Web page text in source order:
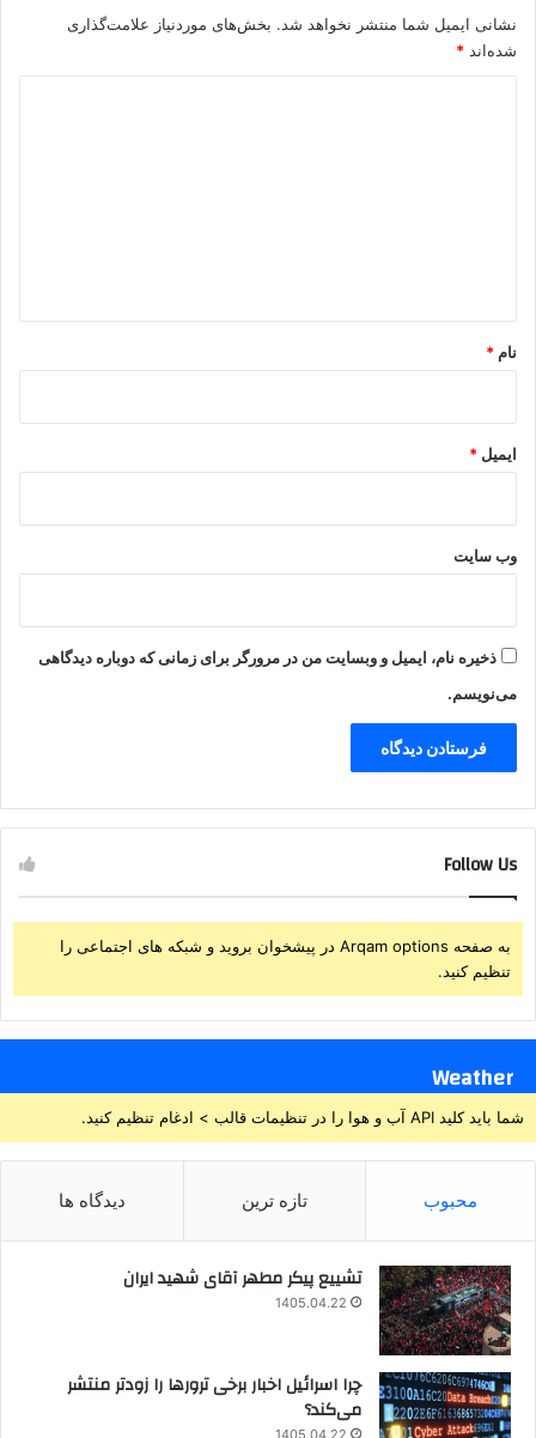
نشانی ایمیل شما منتشر نخواهد شد. بخش‌های موردنیاز علامت‌گذاری
شده‌اند *
نام *
ایمیل *
وب‌ سایت
ذخیره نام، ایمیل و وبسایت من در مرورگر برای زمانی که دوباره دیدگاهی
می‌نویسم.
Follow Us
به صفحه Arqam options در پیشخوان بروید و شبکه های اجتماعی را
تنظیم کنید.
Weather
شما باید کلید API آب و هوا را در تنظیمات قالب > ادغام تنظیم کنید.
محبوب تازه ترین دیدگاه ها
تشییع پیکر مطهر آقای شهید ایران
1405.04.22
چرا اسرائیل اخبار برخی ترورها را زودتر منتشر
می‌کند؟
1405.04.22